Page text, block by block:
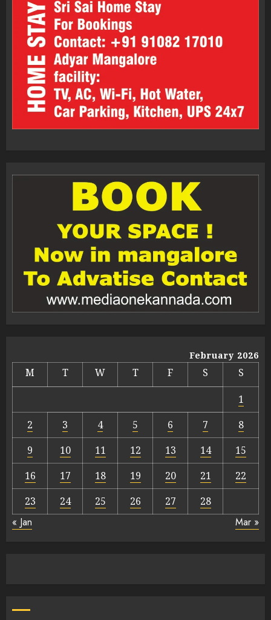
February 2026
M T W T F S
S
1
2
3 4 5 6 7
8
9
10 11 12 13 14
15
16
17 18 19 20 21
22
23
24 25 26 27 28
« Jan Mar »